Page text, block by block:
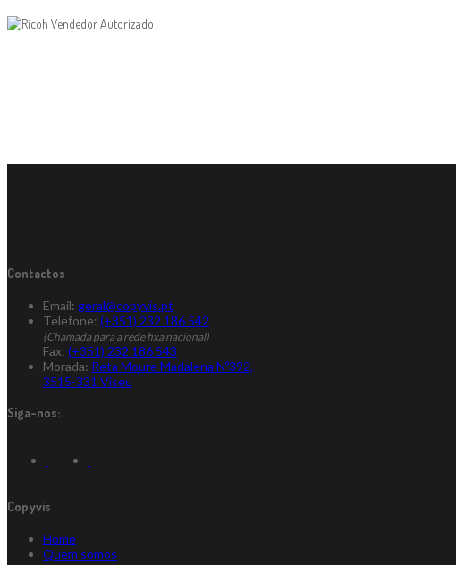
Contactos
Email: geral@copyvis.pt
Telefone: (+351) 232 186 542
(Chamada para a rede fixa nacional)
Fax: (+351) 232 186 543
Morada: Reta Moure Madalena Nº392,
3515-331 Viseu
Siga-nos:
Copyvis
Home
Quem somos